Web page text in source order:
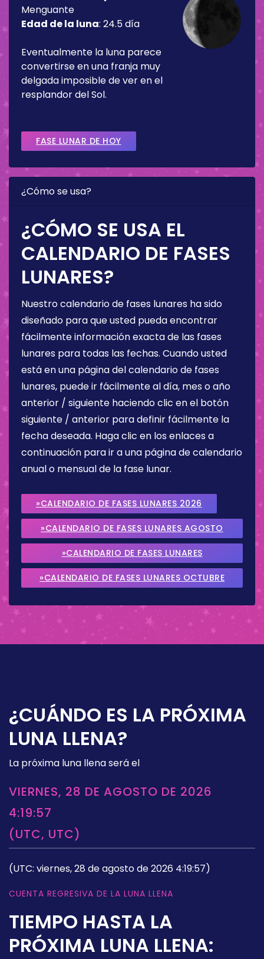
Menguante
Edad de la luna: 24.5 día
Eventualmente la luna parece
convertirse en una franja muy
delgada imposible de ver en el
resplandor del Sol.
FASE LUNAR DE HOY
¿Cómo se usa?
¿CÓMO SE USA EL
CALENDARIO DE FASES
LUNARES?
Nuestro calendario de fases lunares ha sido
diseñado para que usted pueda encontrar
fácilmente información exacta de las fases
lunares para todas las fechas. Cuando usted
está en una página del calendario de fases
lunares, puede ir fácilmente al día, mes o año
anterior / siguiente haciendo clic en el botón
siguiente / anterior para definir fácilmente la
fecha deseada. Haga clic en los enlaces a
continuación para ir a una página de calendario
anual o mensual de la fase lunar.
»CALENDARIO DE FASES LUNARES 2026
»CALENDARIO DE FASES LUNARES AGOSTO
2026
»CALENDARIO DE FASES LUNARES
SEPTIEMBRE 2026
»CALENDARIO DE FASES LUNARES OCTUBRE
¿CUÁNDO ES LA PRÓXIMA
LUNA LLENA?
La próxima luna llena será el
VIERNES, 28 DE AGOSTO DE 2026
4:19:57
(UTC, UTC)
(UTC: viernes, 28 de agosto de 2026 4:19:57)
CUENTA REGRESIVA DE LA LUNA LLENA
TIEMPO HASTA LA
PRÓXIMA LUNA LLENA: